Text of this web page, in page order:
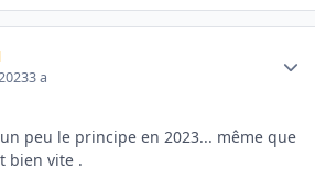
3 a
peu le principe en 2023... même que
bien vite .